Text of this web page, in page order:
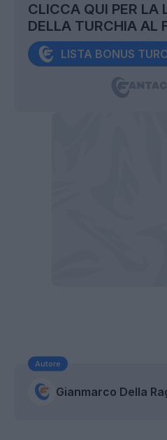
CLICCA QUI PER LA
DELLA TURCHIA AL
LISTA BONUS
Autore
Gianmarco Della